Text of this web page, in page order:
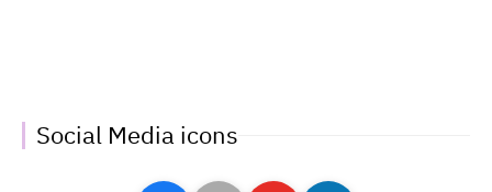
Social Media icons